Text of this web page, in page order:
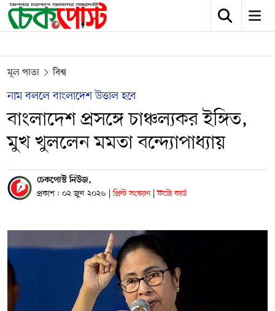
মূল পাতা বিশ্ব
নাম বললে বাংলাদেশ উত্তাল হবে
বাংলাদেশ প্রসঙ্গে চাঞ্চল্যকর ইঙ্গিত,
মুখ খুললেন মমতা বন্দ্যোপাধ্যায়
চেকপোস্ট নিউজ,
প্রকাশ : ০২ জুন ২০২৬ | প্রিন্ট সংস্করণ | ফটো কার্ড